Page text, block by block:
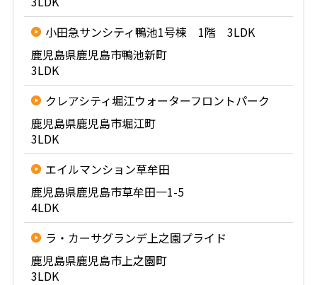
小田急サンシティ鴨池1号棟 1階 3LDK
鹿児島県鹿児島市鴨池新町
3LDK
クレアシティ堀江ウォーターフロントパーク
鹿児島県鹿児島市堀江町
3LDK
エイルマンション草牟田
鹿児島県鹿児島市草牟田一1-5
4LDK
ラ・カーサグランデ上之園プライド
鹿児島県鹿児島市上之園町
3LDK